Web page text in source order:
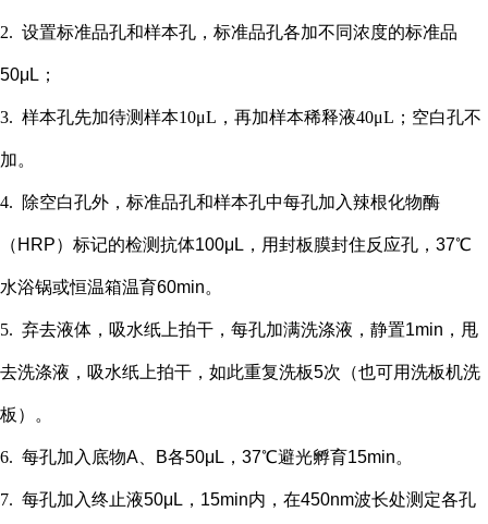
2. 设置标准品孔和样本孔 ，标准品孔各加不同浓度的标准品
50μL；
3. 样本孔先加待测样本10μL，再加样本稀释液40μL； 空白孔不
加。
4. 除空白孔外， 标准品孔和样本孔中每孔加入辣根化物酶
（ HRP）标记的检测抗体100μL，用封板膜封住反应孔，37℃
水浴锅或恒温箱温育60min。
5. 弃去液体，吸水纸上拍干，每孔加满洗涤液，静置1min，甩
去洗涤液，吸水纸上拍干，如此重复洗板5次（也可用洗板机洗
板）。
6. 每孔加入底物A、B各50μL，37℃避光孵育15min。
7. 每孔加入终止液50μL，15min内，在450nm波长处测定各孔